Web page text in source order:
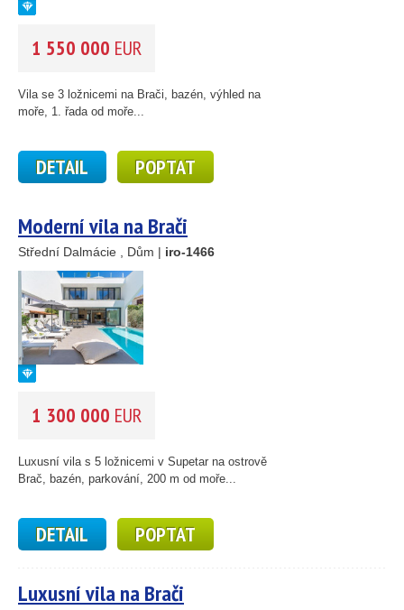
1 550 000 EUR
Vila se 3 ložnicemi na Brači, bazén, výhled na
moře, 1. řada od moře...
DETAIL POPTAT
Moderní vila na Brači
Střední Dalmácie , Dům | iro-1466
1 300 000 EUR
Luxusní vila s 5 ložnicemi v Supetar na ostrově
Brač, bazén, parkování, 200 m od moře...
DETAIL POPTAT
Luxusní vila na Brači